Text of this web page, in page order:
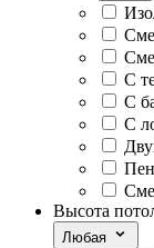
С
С
С
Высота
Любая